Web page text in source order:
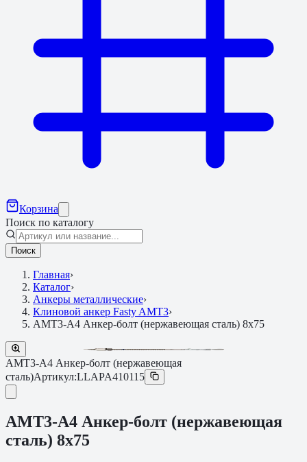
Корзина
Поиск по каталогу
Поиск
Главная›
Каталог›
Анкеры металлические›
Клиновой анкер Fasty AMT3›
АМТ3-А4 Анкер-болт (нержавеющая сталь) 8x75
АМТ3-А4 Анкер-болт (нержавеющая
сталь)Артикул:LLAPA410115
АМТ3-А4 Анкер-болт (нержавеющая
сталь) 8x75